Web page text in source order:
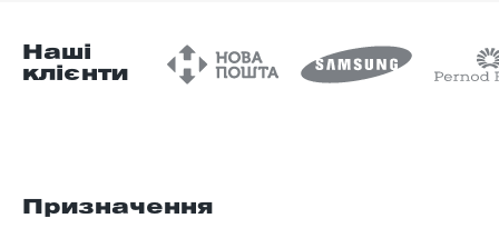
Наші
клієнти
Призначення